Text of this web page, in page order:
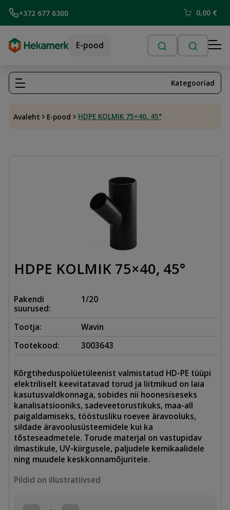
+372 677 6300 0,00 €
E-pood
Avaleht E-pood HDPE KOLMIK 75×40, 45°
Kategooriad
HDPE KOLMIK 75×40, 45°
Pakendi
suurused:
1/20
Tootja:
Wavin
Tootekood:
3003643
Kõrgtiheduspolüetüleenist valmistatud HD-PE tüüpi
elektriliselt keevitatavad torud ja liitmikud on laia
kasutusvaldkonnaga, sobides nii hoonesiseseks
kanalisatsiooniks, sadeveetorustikuks, maa-all
paigaldamiseks, tööstusliku roevee äravooluks,
sildade äravoolusüsteemidele kui ka
tõsteseadmetele. Torude materjal on vastupidav
ilmastikule, UV-kiirgusele, paljudele kemikaalidele
ning muudele keskkonnamõjuritele.
Pildid on illustratiivsed